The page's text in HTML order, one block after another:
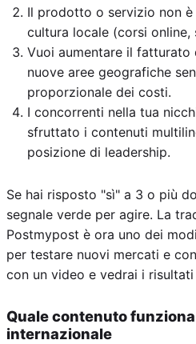
Il prodotto o servizio non
cultura locale (corsi online,
Vuoi aumentare il fatturato
nuove aree geografiche
proporzionale dei costi.
I concorrenti nella tua
sfruttato i contenuti
posizione di leadership.
Se hai risposto "sì" a 3 o più
segnale verde per agire. La
Postmypost è ora uno dei
per testare nuovi mercati e
con un video e vedrai i
Quale contenuto
internazionale